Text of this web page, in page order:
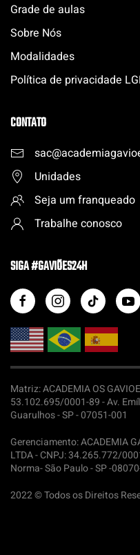
Grade de aulas
Sobre Nós
Modalidades
Política de privacidade
CONTATO
Unidades
Seja um franqueado
Trabalhe conosco
SIGA #GAVIÕES24H
Matriz: ACADEMIA OS
53.102.695/0001-89 - Av.
Guarulhos - SP - 07051-001
Gerenciamento: ACADEMIA
LTDA -CNPJ: 34.265.772/
Norma- São Paulo - SP -
2022 © Todos os Direitos